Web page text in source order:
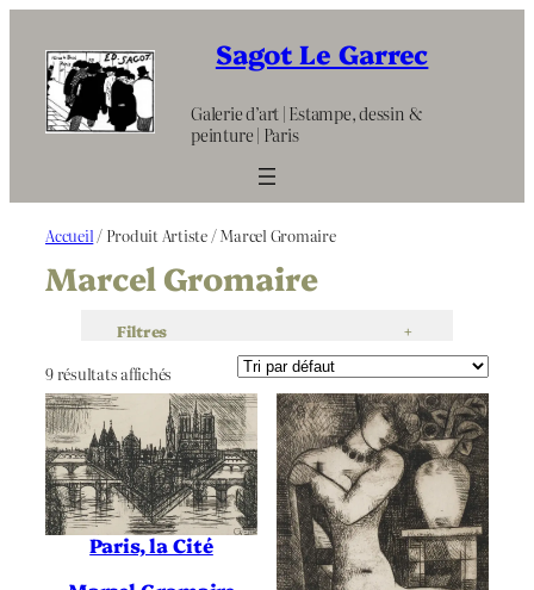
contenu
Sagot Le Garrec
Galerie d’art | Estampe, dessin &
peinture | Paris
Accueil / Produit Artiste / Marcel Gromaire
Marcel Gromaire
Filtres +
9 résultats affichés
Paris, la Cité